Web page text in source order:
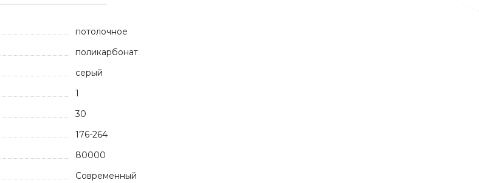
потолочное
поликарбонат
серый
1
30
176-264
80000
Современный